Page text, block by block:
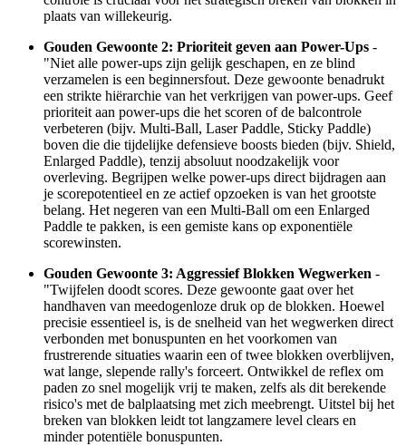
plaats van willekeurig.
Gouden Gewoonte 2: Prioriteit geven aan Power-Ups -
"Niet alle power-ups zijn gelijk geschapen, en ze blind
verzamelen is een beginnersfout. Deze gewoonte benadrukt
een strikte hiërarchie van het verkrijgen van power-ups. Geef
prioriteit aan power-ups die het scoren of de balcontrole
verbeteren (bijv. Multi-Ball, Laser Paddle, Sticky Paddle)
boven die die tijdelijke defensieve boosts bieden (bijv. Shield,
Enlarged Paddle), tenzij absoluut noodzakelijk voor
overleving. Begrijpen welke power-ups direct bijdragen aan
je scorepotentieel en ze actief opzoeken is van het grootste
belang. Het negeren van een Multi-Ball om een Enlarged
Paddle te pakken, is een gemiste kans op exponentiële
scorewinsten.
Gouden Gewoonte 3: Aggressief Blokken Wegwerken -
"Twijfelen doodt scores. Deze gewoonte gaat over het
handhaven van meedogenloze druk op de blokken. Hoewel
precisie essentieel is, is de snelheid van het wegwerken direct
verbonden met bonuspunten en het voorkomen van
frustrerende situaties waarin een of twee blokken overblijven,
wat lange, slepende rally's forceert. Ontwikkel de reflex om
paden zo snel mogelijk vrij te maken, zelfs als dit berekende
risico's met de balplaatsing met zich meebrengt. Uitstel bij het
breken van blokken leidt tot langzamere level clears en
minder potentiële bonuspunten.